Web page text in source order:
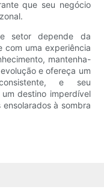
que seu negócio
setor depende da
com uma experiência
mantenha-
e ofereça um
e seu
destino imperdível
à sombra